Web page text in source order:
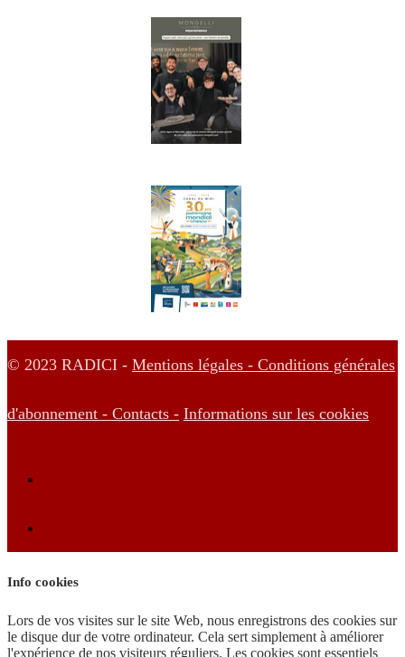
© 2023 RADICI - Mentions légales - Conditions générales
d'abonnement - Contacts - Informations sur les cookies
Info cookies
Lors de vos visites sur le site Web, nous enregistrons des cookies sur
le disque dur de votre ordinateur. Cela sert simplement à améliorer
l'expérience de nos visiteurs réguliers. Les cookies sont essentiels